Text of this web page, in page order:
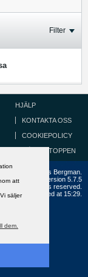
att
säljer
dem.
Filter
HJÄLP
KONTAKTA OSS
COOKIEPOLICY
GÅ TILL TOPPEN
2002 av Anders Bergman.
byvBulletin®
Version 5.7.5
All rights reserved.
was generated at 15:29.